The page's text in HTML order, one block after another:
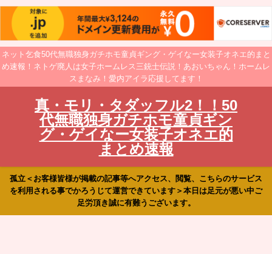
ネット乞食50代無職独身ガチホモ童貞ギング・ゲイなー女装子オネエ的まと
め速報！ネトゲ廃人は女子ホームレス三銃士伝説！あおいちゃん！ホームレ
スまなみ！愛内アイラ応援してます！
真・モリ・タダッフル2！！50
代無職独身ガチホモ童貞ギン
グ・ゲイなー女装子オネエ的
まとめ速報
孤立＜お客様皆様が掲載の記事等へアクセス、閲覧、こちらのサービス
を利用される事でかろうじて運営できています＞本日は足元が悪い中ご
足労頂き誠に有難うございます。